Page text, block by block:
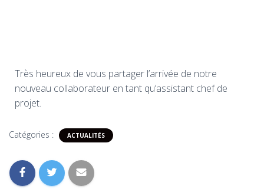
Très heureux de vous partager l’arrivée de notre
nouveau collaborateur en tant qu’assistant chef de
projet.
Catégories : ACTUALITÉS